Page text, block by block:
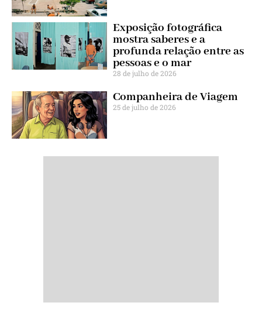
Exposição fotográfica
mostra saberes e a
profunda relação entre as
pessoas e o mar
28 de julho de 2026
Companheira de Viagem
25 de julho de 2026